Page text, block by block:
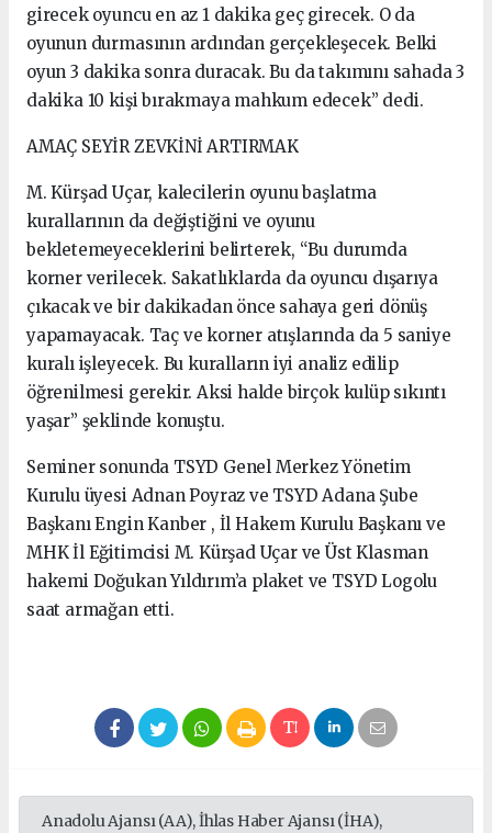
girecek oyuncu en az 1 dakika geç girecek. O da
oyunun durmasının ardından gerçekleşecek. Belki
oyun 3 dakika sonra duracak. Bu da takımını sahada 3
dakika 10 kişi bırakmaya mahkum edecek” dedi.
AMAÇ SEYİR ZEVKİNİ ARTIRMAK
M. Kürşad Uçar, kalecilerin oyunu başlatma
kurallarının da değiştiğini ve oyunu
bekletemeyeceklerini belirterek, “Bu durumda
korner verilecek. Sakatlıklarda da oyuncu dışarıya
çıkacak ve bir dakikadan önce sahaya geri dönüş
yapamayacak. Taç ve korner atışlarında da 5 saniye
kuralı işleyecek. Bu kuralların iyi analiz edilip
öğrenilmesi gerekir. Aksi halde birçok kulüp sıkıntı
yaşar” şeklinde konuştu.
Seminer sonunda TSYD Genel Merkez Yönetim
Kurulu üyesi Adnan Poyraz ve TSYD Adana Şube
Başkanı Engin Kanber , İl Hakem Kurulu Başkanı ve
MHK İl Eğitimcisi M. Kürşad Uçar ve Üst Klasman
hakemi Doğukan Yıldırım’a plaket ve TSYD Logolu
saat armağan etti.
Anadolu Ajansı (AA), İhlas Haber Ajansı (İHA),